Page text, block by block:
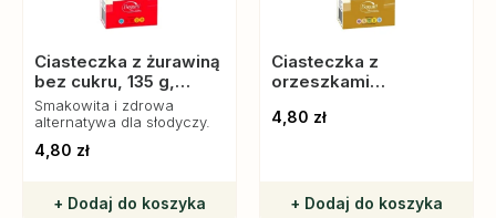
Ciasteczka z żurawiną
bez cukru, 135 g,
Bogutti
Smakowita i zdrowa
alternatywa dla słodyczy.
4,80 zł
+ Dodaj do koszyka
Ciasteczka z
orzeszkami
cukru, 135 g, Bogutti
4,80 zł
+ Dodaj do koszyka